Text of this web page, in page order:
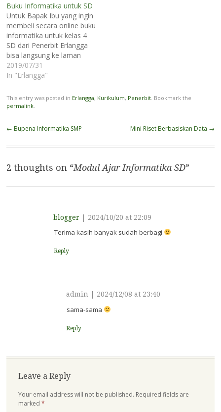
Buku Informatika untuk SD
Untuk Bapak Ibu yang ingin
membeli secara online buku
informatika untuk kelas 4
SD dari Penerbit Erlangga
bisa langsung ke laman
mereka di sini
http://erlangga.co.id/katalog/produk-
sdmi-kelas-iv.html atau
silakan klik di sini. Buku
juga bisa dibeli secara
offline di toko buku yang
ada di kota Bapak Ibu Guru.
2019/07/31
In "Erlangga"
This entry was posted in Erlangga, Kurikulum, Penerbit. Bookmark the
permalink.
Post
← Bupena Informatika SMP Mini Riset Berbasiskan Data →
2 thoughts on “Modul Ajar Informatika SD”
blogger | 2024/10/20 at 22:09
Terima kasih banyak sudah berbagi
Reply
admin 2024/12/08 at 23:40
sama-sama
Reply
Leave a Reply
Your email address will not be published. Required fields are
marked *